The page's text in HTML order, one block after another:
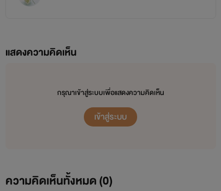
แสดงความคิดเห็น
กรุณาเข้าสู่ระบบเพื่อแสดงความคิดเห็น
เข้าสู่ระบบ
ความคิดเห็นทั้งหมด (0)